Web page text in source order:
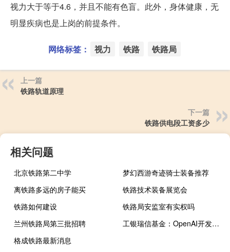
视力大于等于4.6，并且不能有色盲。此外，身体健康，无
明显疾病也是上岗的前提条件。
网络标签： 视力 铁路 铁路局
上一篇
铁路轨道原理
下一篇
铁路供电段工资多少
相关问题
北京铁路第二中学
梦幻西游奇迹骑士装备推荐
离铁路多远的房子能买
铁路技术装备展览会
铁路如何建设
铁路局安监室有实权吗
兰州铁路局第三批招聘
工银瑞信基金：OpenAI开发者大会为AI行业打开了空间可能形成板块性机会
格成铁路最新消息